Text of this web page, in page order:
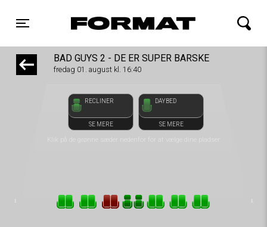
Toggle navigation
FORMAT Biograf
BAD GUYS 2 - DE ER SUPER BARSKE
fredag 01. august kl. 16:40
RECLINER
SE MERE
DAYBED
SE MERE
Klik på de grønne sæder nedenfor for at vælge dine pladser
front03-cc 064751